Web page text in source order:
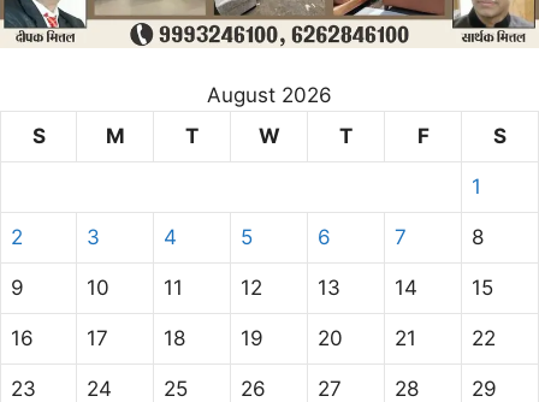
August 2026
S
M T W T F S
1
2 3 4 5 6 7 8
9 10 11 12 13 14 15
16 17 18 19 20 21 22
23 24 25 26 27 28 29